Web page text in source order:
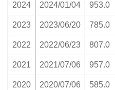
2024 2024/01/04 953.0
2023 2023/06/20 785.0
2022 2022/06/23 807.0
2021 2021/07/06 957.0
2020 2020/07/06 585.0